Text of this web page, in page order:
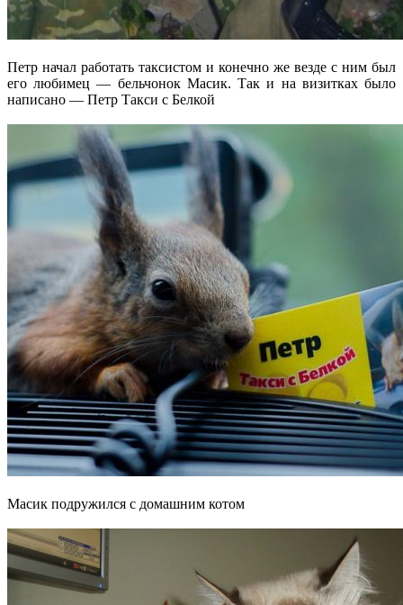
Петр начал работать таксистом и конечно же везде с ним был
его любимец — бельчонок Масик. Так и на визитках было
написано — Петр Такси с Белкой
Масик подружился с домашним котом